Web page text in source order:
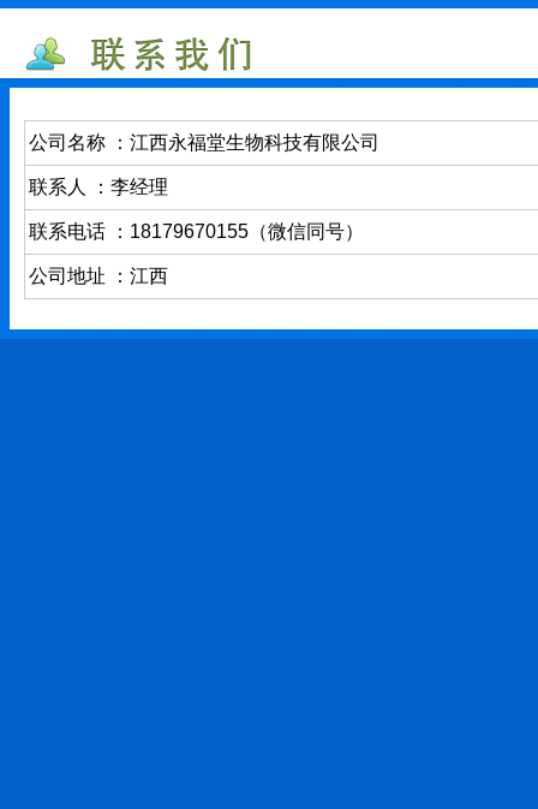
公司名称 ：江西永福堂生物科技有限公司
联系人 ：李经理
联系电话 ：18179670155（微信同号）
公司地址 ：江西